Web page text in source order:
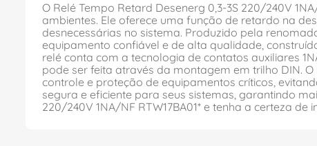
O Relé Tempo Retard Desenerg 0,3-3S 220/240V
ambientes. Ele oferece uma função de retardo na
desnecessárias no sistema. Produzido pela renomada
equipamento confiável e de alta qualidade,
relé conta com a tecnologia de contatos auxiliares
pode ser feita através da montagem em trilho DIN. O
controle e proteção de equipamentos críticos,
segura e eficiente para seus sistemas, garantindo
220/240V 1NA/NF RTW17BA01* e tenha a certeza